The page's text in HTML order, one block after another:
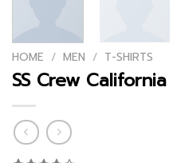
HOME / MEN / T-SHIRTS
SS Crew